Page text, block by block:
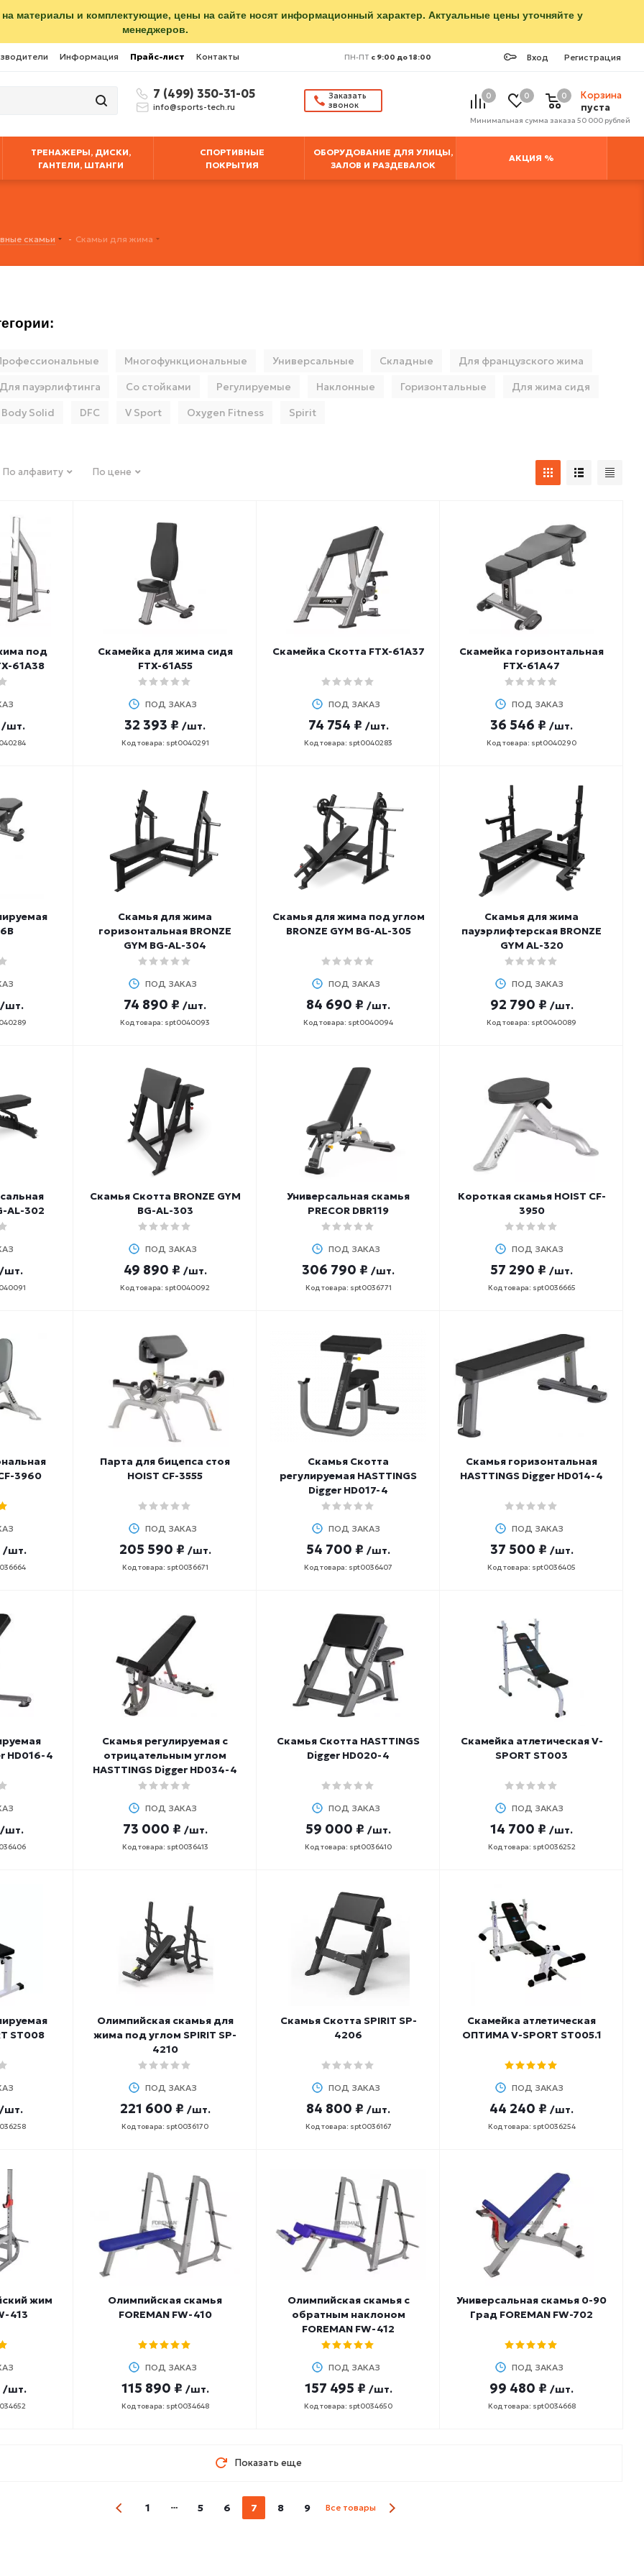
материалы и комплектующие, цены на сайте носят информационный характер. Актуальные цены уточняйте у
менеджеров.
Информация Прайс-лист Контакты Вход Регистрация
ПН-ПТ с 9:00 до 18:00
7 (499) 350-31-05
info@sports-tech.ru
Заказать
звонок
0 0
Корзина
пуста
0
Минимальная сумма заказа 50 000 рублей
ТРЕНАЖЕРЫ, ДИСКИ,
ГАНТЕЛИ, ШТАНГИ
СПОРТИВНЫЕ
ПОКРЫТИЯ
ОБОРУДОВАНИЕ ДЛЯ УЛИЦЫ,
ЗАЛОВ И РАЗДЕВАЛОК
АКЦИЯ %
скамьи - Скамьи для жима
Многофункциональные Универсальные Складные
Для французского жима
Для пауэрлифтинга Со стойками Регулируемые Наклонные Горизонтальные
Для жима сидя
Body Solid DFC V Sport Oxygen Fitness Spirit
По алфавиту По цене
под
61A38
/шт.
Скамейка для жима сидя
FTX-61A55
ПОД ЗАКАЗ
32 393 ₽ /шт.
Код товара: spt0040291
Скамейка Скотта FTX-61A37
ПОД ЗАКАЗ
74 754 ₽ /шт.
Код товара: spt0040283
Скамейка горизонтальная
FTX-61A47
ПОД ЗАКАЗ
36 546 ₽ /шт.
Код товара: spt0040290
/шт.
Скамья для жима
горизонтальная BRONZE
GYM BG-AL-304
ПОД ЗАКАЗ
74 890 ₽ /шт.
Код товара: spt0040093
Скамья для жима под углом
BRONZE GYM BG-AL-305
ПОД ЗАКАЗ
84 690 ₽ /шт.
Код товара: spt0040094
Скамья для жима
пауэрлифтерская BRONZE
GYM AL-320
ПОД ЗАКАЗ
92 790 ₽ /шт.
Код товара: spt0040089
AL-302
/шт.
Скамья Скотта BRONZE GYM
BG-AL-303
ПОД ЗАКАЗ
49 890 ₽ /шт.
Код товара: spt0040092
Универсальная скамья
PRECOR DBR119
ПОД ЗАКАЗ
306 790 ₽ /шт.
Код товара: spt0036771
Короткая скамья HOIST CF-
3950
ПОД ЗАКАЗ
57 290 ₽ /шт.
Код товара: spt0036665
3960
/шт.
Парта для бицепса стоя
HOIST CF-3555
ПОД ЗАКАЗ
205 590 ₽ /шт.
Код товара: spt0036671
Скамья Скотта
регулируемая HASTTINGS
Digger HD017-4
ПОД ЗАКАЗ
54 700 ₽ /шт.
Код товара: spt0036407
Скамья горизонтальная
HASTTINGS Digger HD014-4
ПОД ЗАКАЗ
37 500 ₽ /шт.
Код товара: spt0036405
HD016-4
/шт.
Скамья регулируемая с
отрицательным углом
HASTTINGS Digger HD034-4
ПОД ЗАКАЗ
73 000 ₽ /шт.
Код товара: spt0036413
Скамья Скотта HASTTINGS
Digger HD020-4
ПОД ЗАКАЗ
59 000 ₽ /шт.
Код товара: spt0036410
Скамейка атлетическая V-
SPORT ST003
ПОД ЗАКАЗ
14 700 ₽ /шт.
Код товара: spt0036252
ST008
/шт.
Олимпийская скамья для
жима под углом SPIRIT SP-
4210
ПОД ЗАКАЗ
221 600 ₽ /шт.
Код товара: spt0036170
Скамья Скотта SPIRIT SP-
4206
ПОД ЗАКАЗ
84 800 ₽ /шт.
Код товара: spt0036167
Скамейка атлетическая
ОПТИМА V-SPORT ST005.1
ПОД ЗАКАЗ
44 240 ₽ /шт.
Код товара: spt0036254
жим
413
/шт.
Олимпийская скамья
FOREMAN FW-410
ПОД ЗАКАЗ
115 890 ₽ /шт.
Код товара: spt0034648
Олимпийская скамья с
обратным наклоном
FOREMAN FW-412
ПОД ЗАКАЗ
157 495 ₽ /шт.
Код товара: spt0034650
Универсальная скамья 0-90
Град FOREMAN FW-702
ПОД ЗАКАЗ
99 480 ₽ /шт.
Код товара: spt0034668
Показать еще
1 5 6 7 8 9 Все товары